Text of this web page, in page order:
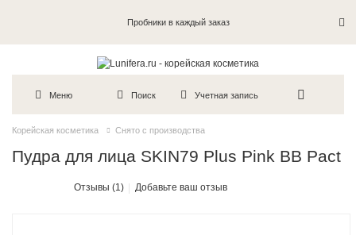
Пробники в каждый заказ
Меню Поиск Учетная запись
Корейская косметика Снято с производства
Пудра для лица SKIN79 Plus Pink BB Pact
Отзывы (1) Добавьте ваш отзыв